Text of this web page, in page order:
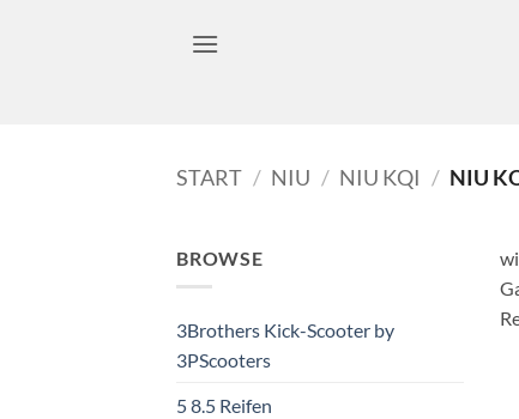
START / NIU / NIU KQI / NIU
BROWSE
3Brothers Kick-Scooter by
3PScooters
5 8.5 Reifen